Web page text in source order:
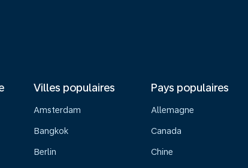
Villes populaires
Amsterdam
Bangkok
Berlin
Pays populaires
Allemagne
Canada
Chine